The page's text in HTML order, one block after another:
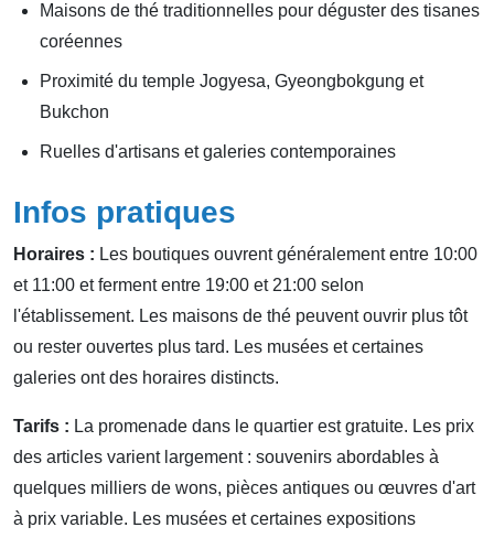
Maisons de thé traditionnelles pour déguster des tisanes
coréennes
Proximité du temple Jogyesa, Gyeongbokgung et
Bukchon
Ruelles d'artisans et galeries contemporaines
Infos pratiques
Horaires : Les boutiques ouvrent généralement entre 10:00
et 11:00 et ferment entre 19:00 et 21:00 selon
l'établissement. Les maisons de thé peuvent ouvrir plus tôt
ou rester ouvertes plus tard. Les musées et certaines
galeries ont des horaires distincts.
Tarifs : La promenade dans le quartier est gratuite. Les prix
des articles varient largement : souvenirs abordables à
quelques milliers de wons, pièces antiques ou œuvres d'art
à prix variable. Les musées et certaines expositions